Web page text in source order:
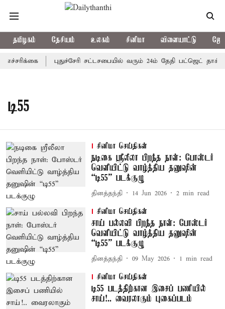
தமிழகம் தேசியம் உலகம் சினிமா விளையாட்டு
புதுச்சேரி சட்டசபையில் வரும் 24ம் தேதி பட்ஜெட்
டி55
சினிமா செய்திகள்
நடிகை ஸ்ரீலீலா பிறந்த நாள்: போஸ்டர்
வெளியிட்டு வாழ்த்திய தனுஷின்
“டி55” படக்குழு
தினத்தந்தி 14 Jun 2026 2 min read
சினிமா செய்திகள்
சாய் பல்லவி பிறந்த நாள்: போஸ்டர்
வெளியிட்டு வாழ்த்திய தனுஷின்
“டி55” படக்குழு
தினத்தந்தி 09 May 2026 1 min read
சினிமா செய்திகள்
டி55 படத்திற்கான இசைப் பணியில்
சாய்!.. வைரலாகும் புகைப்படம்